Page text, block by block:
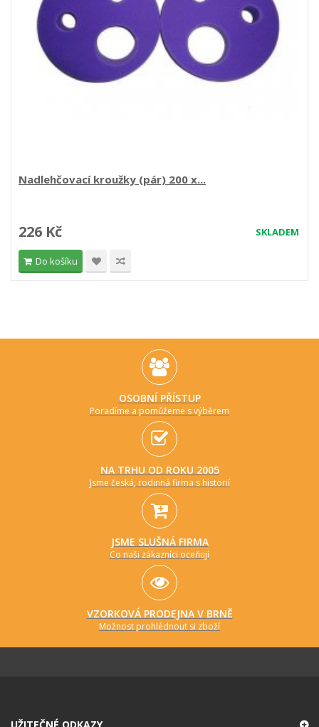
Nadlehčovací kroužky (pár) 200 x...
SKLADEM
226 Kč
Do košíku
OSOBNÍ PŘÍSTUP
Poradíme a pomůžeme s výběrem
NA TRHU OD ROKU 2005
Jsme česká, rodinná firma s historií
JSME SLUŠNÁ FIRMA
Co naši zákazníci oceňují
VZORKOVÁ PRODEJNA V BRNĚ
Možnost prohlédnout si zboží